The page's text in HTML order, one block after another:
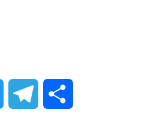
Twitter Telegram